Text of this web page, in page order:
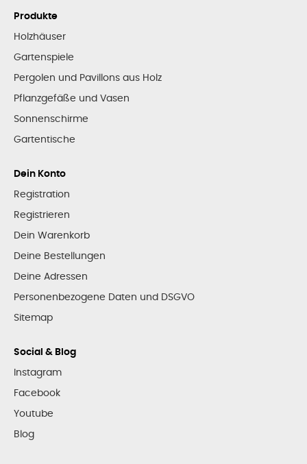
Produkte
Holzhäuser
Gartenspiele
Pergolen und Pavillons aus Holz
Pflanzgefäße und Vasen
Sonnenschirme
Gartentische
Dein Konto
Registration
Registrieren
Dein Warenkorb
Deine Bestellungen
Deine Adressen
Personenbezogene Daten und DSGVO
Sitemap
Social & Blog
Instagram
Facebook
Youtube
Blog